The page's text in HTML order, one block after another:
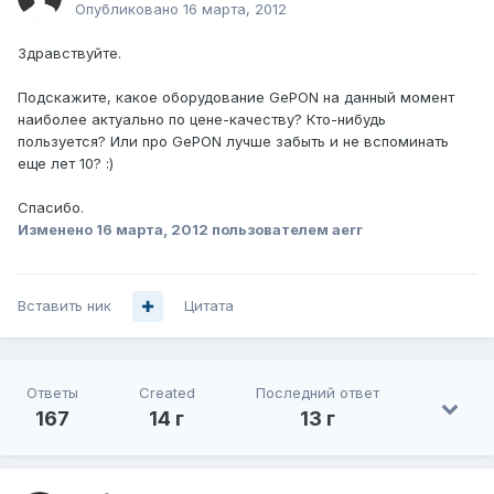
Опубликовано 16 марта, 2012
Здравствуйте.
Подскажите, какое оборудование GePON на данный момент
наиболее актуально по цене-качеству? Кто-нибудь
пользуется? Или про GePON лучше забыть и не вспоминать
еще лет 10? :)
Спасибо.
Изменено 16 марта, 2012 пользователем aerr
Вставить ник Цитата
Ответы
167
Created
14 г
Последний ответ
13 г